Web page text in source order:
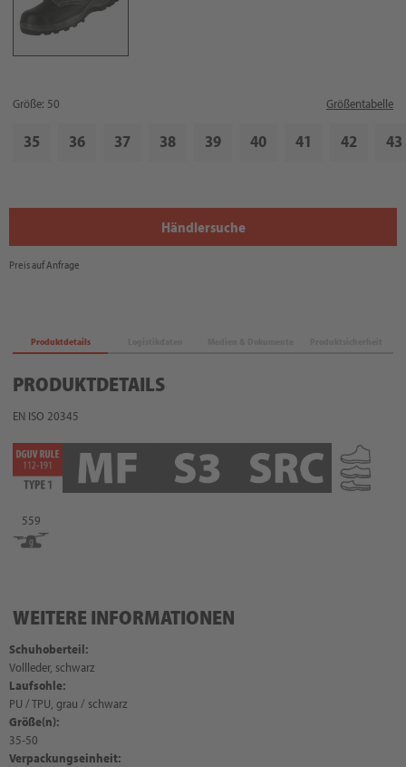
Größe: 50 Größentabelle
35 36 37 38 39 40 41 42 43
Händlersuche
Preis auf Anfrage
Produktdetails
PRODUKTDETAILS
EN ISO 20345
559
WEITERE INFORMATIONEN
Schuhoberteil:
Vollleder, schwarz
Laufsohle:
PU / TPU, grau / schwarz
Größe(n):
35-50
Verpackungseinheit: